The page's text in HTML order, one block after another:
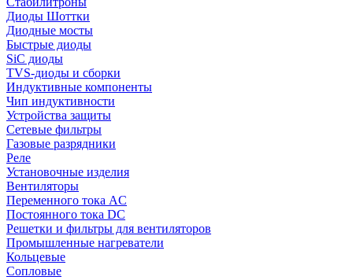
Диоды Шоттки
Диодные мосты
Быстрые диоды
SiC диоды
TVS-диоды и сборки
Индуктивные компоненты
Чип индуктивности
Устройства защиты
Сетевые фильтры
Газовые разрядники
Реле
Установочные изделия
Вентиляторы
Переменного тока AC
Постоянного тока DC
Решетки и фильтры для вентиляторов
Промышленные нагреватели
Кольцевые
Сопловые